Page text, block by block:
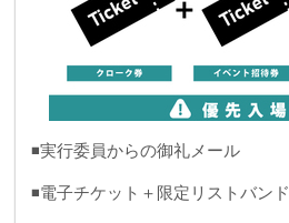
◾️実行委員からの御礼メール
◾️電子チケット＋限定リストバン